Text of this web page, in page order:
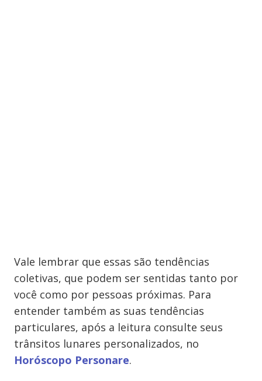
Vale lembrar que essas são tendências
coletivas, que podem ser sentidas tanto por
você como por pessoas próximas. Para
entender também as suas tendências
particulares, após a leitura consulte seus
trânsitos lunares personalizados, no
Horóscopo Personare.